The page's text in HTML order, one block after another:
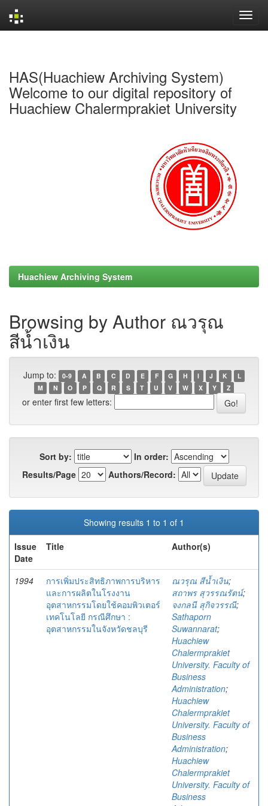
HAS(Huachiew Archiving System)
Welcome to our digital repository of
Huachiew Chalermprakiet University
Huachiew Archiving System
Browsing by Author ณวรุณ
สีน้ำเงิน
Jump to: 0-9 A B C D E F G H I J K
L
M
N O P Q R S T U V W X Y Z
or enter first few letters:
Sort by:
In order:
Results/Page
Authors/Record:
Showing results 1 to 1 of 1
Issue
Date
Title Author(s)
1994
การเพิ่มประสิทธิภาพการบริหาร
และการผลิตในโรงงาน
อุตสาหกรรมโดยใช้คอมพิวเตอร์
เทคโนโลยี กรณีศึกษา :
อุตสาหกรรมในจังหวัดชลบุรี
ณวรุณ สีน้ำเงิน;
สถาพร สุวรรณรัตน์;
จงกลนี สุกิจวรรณี;
Sathaporn
Suwannarat;
Huachiew
Chalermprakiet
University. Faculty of
Business
Administration;
Huachiew
Chalermprakiet
University. Faculty of
Business
Administration;
Huachiew
Chalermprakiet
University. Faculty of
Business